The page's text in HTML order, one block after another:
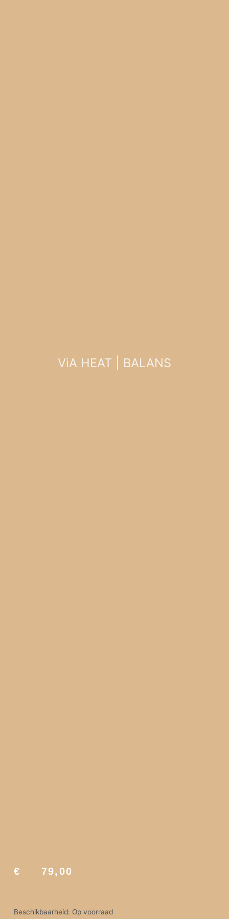
ViA HEAT | BALANS
€ 79,00
Beschikbaarheid: Op voorraad
ViA HEAT | BALANS aantal